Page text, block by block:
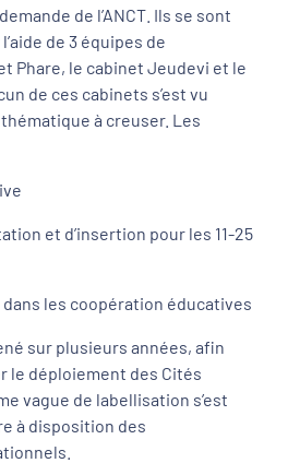
de l’ANCT. Ils se sont
de 3 équipes de
Phare, le cabinet Jeudevi et le
de ces cabinets s’est vu
à creuser. Les
et d’insertion pour les 11-25
les coopération éducatives
sur plusieurs années, afin
le déploiement des Cités
vague de labellisation s’est
à disposition des